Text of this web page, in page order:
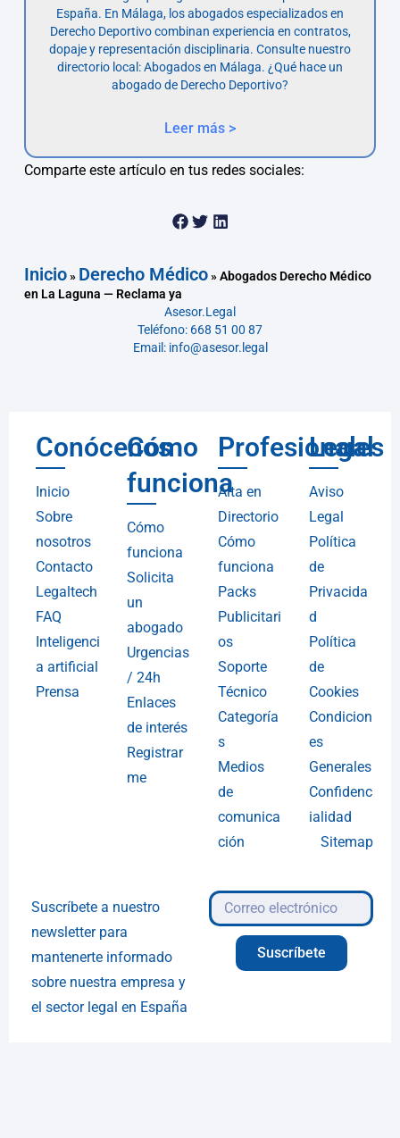
España. En Málaga, los abogados especializados en
Derecho Deportivo combinan experiencia en contratos,
dopaje y representación disciplinaria. Consulte nuestro
directorio local: Abogados en Málaga. ¿Qué hace un
abogado de Derecho Deportivo?
Leer más >
Comparte este artículo en tus redes sociales:
Inicio» Derecho Médico»Abogados Derecho Médico
en La Laguna — Reclama ya
Asesor.Legal
Teléfono: 668 51 00 87
Email: info@asesor.legal
Conócenos
Inicio
Sobre
nosotros
Contacto
Legaltech
FAQ
Inteligenci
a artificial
Prensa
Cómo
funciona
Cómo
funciona
Solicita
un
abogado
Urgencias
/ 24h
Enlaces
de interés
Registrar
me
Profesionales
Alta en
Directorio
Cómo
funciona
Packs
Publicitari
os
Soporte
Técnico
Categoría
s
Medios
de
comunica
ción
Legal
Aviso
Legal
Política
de
Privacida
d
Política
de
Cookies
Condicion
es
Generales
Confidenc
ialidad
Sitemap
Suscríbete a nuestro
newsletter para
mantenerte informado
sobre nuestra empresa y
el sector legal en España
Suscríbete